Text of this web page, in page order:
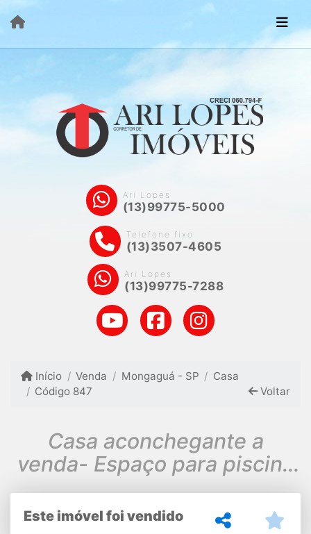
Ari Lopes
(13)99775-5000
Telefone fixo
(13)3507-4605
Ari Lopes
(13)99775-7288
Início Venda Mongaguá - SP
Casa
Código 847
Voltar
Casa aconchegante a
venda- Espaço para piscina
- 600 m da praia -
Mongagua
Este imóvel foi vendido